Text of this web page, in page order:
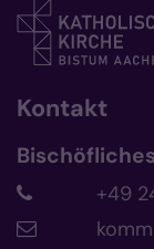
Kontakt
+49